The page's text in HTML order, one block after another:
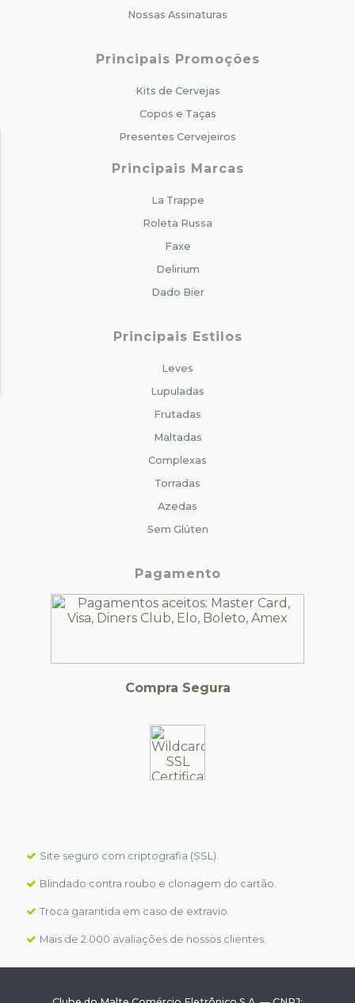
Nossas Assinaturas
Principais Promoções
Kits de Cervejas
Copos e Taças
Presentes Cervejeiros
Principais Marcas
La Trappe
Roleta Russa
Faxe
Delirium
Dado Bier
Principais Estilos
Leves
Lupuladas
Frutadas
Maltadas
Complexas
Torradas
Azedas
Sem Glúten
Pagamento
Compra Segura
Site seguro com criptografia (SSL).
Blindado contra roubo e clonagem do cartão.
Troca garantida em caso de extravio.
Mais de 2.000 avaliações de nossos clientes.